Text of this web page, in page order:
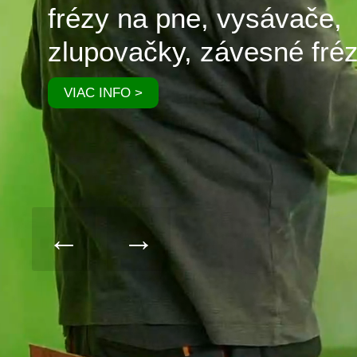
frézy na pne, vysávače,
zlupovačky, závesné
VIAC INFO >
← →